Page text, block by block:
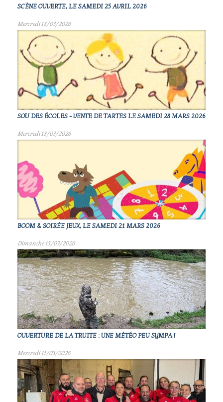
SCÈNE OUVERTE, LE SAMEDI 25 AVRIL 2026
Mercredi 18/03/2026
SOU DES ÉCOLES - VENTE DE TARTES LE SAMEDI 28 MARS 2026
Mercredi 18/03/2026
BOOM & SOIRÉE JEUX, LE SAMEDI 21 MARS 2026
Dimanche 15/03/2026
OUVERTURE DE LA TRUITE : UNE MÉTÉO PEU SYMPA !
Mercredi 11/03/2026